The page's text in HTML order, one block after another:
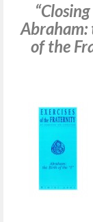
Abraham:
of the